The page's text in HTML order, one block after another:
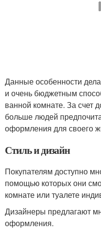
Данные особенности
и очень бюджетным
ванной комнате. За счет
больше людей
оформления для своего
Стиль и дизайн
Покупателям доступно
помощью которых они
комнате или туалете
Дизайнеры предлагают
оформления.